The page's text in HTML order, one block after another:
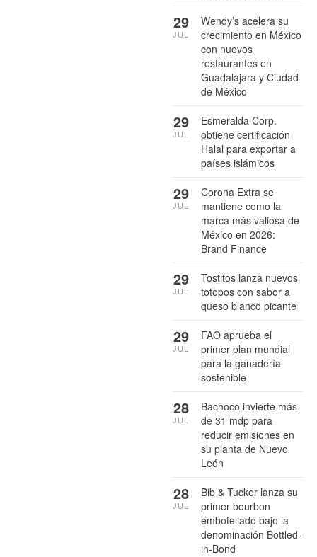
Wendy’s acelera su
crecimiento en México
con nuevos
restaurantes en
Guadalajara y Ciudad
de México
29
JUL
Esmeralda Corp.
obtiene certificación
Halal para exportar a
países islámicos
29
JUL
Corona Extra se
mantiene como la
marca más valiosa de
México en 2026:
Brand Finance
29
JUL
Tostitos lanza nuevos
totopos con sabor a
queso blanco picante
29
JUL
FAO aprueba el
primer plan mundial
para la ganadería
sostenible
29
JUL
Bachoco invierte más
de 31 mdp para
reducir emisiones en
su planta de Nuevo
León
28
JUL
Bib & Tucker lanza su
primer bourbon
embotellado bajo la
denominación Bottled-
in-Bond
28
JUL